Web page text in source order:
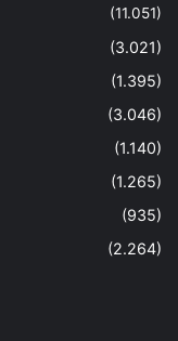
(11.051)
(3.021)
(1.395)
(3.046)
(1.140)
(1.265)
(935)
(2.264)